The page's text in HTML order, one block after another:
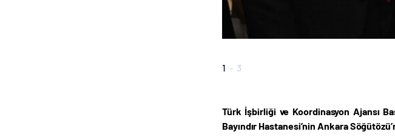
1 - 3
Türk İşbirliği ve Koordinasyon Ajansı
Bayındır Hastanesi’nin Ankara